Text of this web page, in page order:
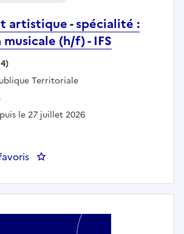
artistique - spécialité :
(h/f) - IFS
:
:Territoriale
le 27 juillet 2026
: Enseignant artistique -